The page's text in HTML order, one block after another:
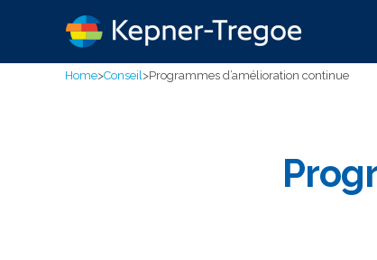
Home>Conseil>Programmes d’amélioration continue